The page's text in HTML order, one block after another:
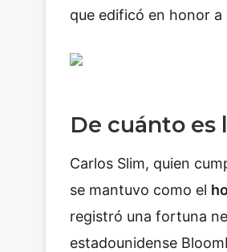
que edificó en honor a
De cuánto
Carlos Slim, quien
se mantuvo como el
registró una fortuna
estadounidense